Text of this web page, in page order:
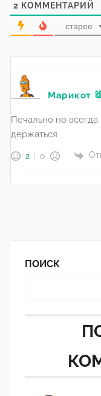
2 КОММЕНТАРИЙ
старее
Марикот 🐰
Печально но всегда
держаться
2 0
ПОИСК